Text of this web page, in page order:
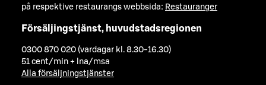
på respektive restaurangs webbsida: Restauranger
Försäljingstjänst, huvudstadsregionen
0300 870 020 (vardagar kl. 8.30-16.30)
51 cent/min + lna/msa
Alla försäljningstjänster